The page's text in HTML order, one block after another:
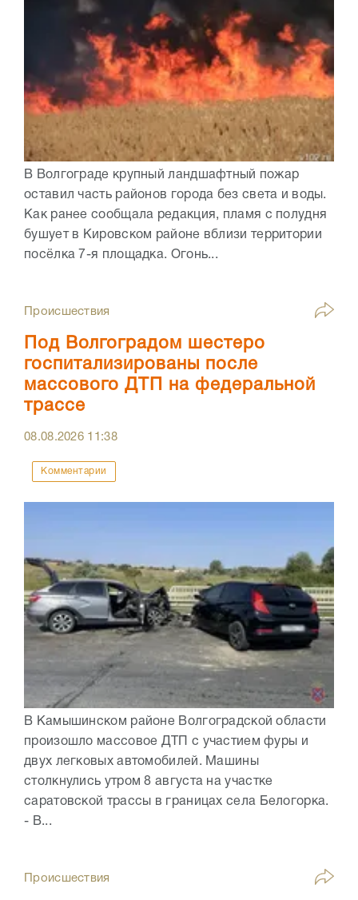
В Волгограде крупный ландшафтный пожар
оставил часть районов города без света и воды.
Как ранее сообщала редакция, пламя с полудня
бушует в Кировском районе вблизи территории
посёлка 7-я площадка. Огонь...
Происшествия
Под Волгоградом шестеро
госпитализированы после
массового ДТП на федеральной
трассе
08.08.2026 11:38
Комментарии
В Камышинском районе Волгоградской области
произошло массовое ДТП с участием фуры и
двух легковых автомобилей. Машины
столкнулись утром 8 августа на участке
саратовской трассы в границах села Белогорка.
- В...
Происшествия